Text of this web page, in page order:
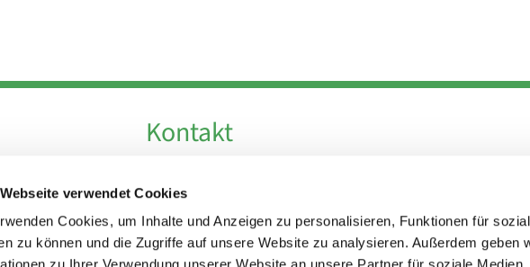
verwendet Cookies
Cookies, um Inhalte und Anzeigen zu personalisieren, Funktionen für
zu können und die Zugriffe auf unsere Website zu analysieren. Außerdem geben
Kontakt
Fax +49 30 924 54 18
E-Mailinfo@theresa-von-avila-berlin.de